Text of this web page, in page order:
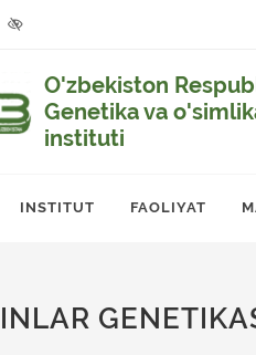
O'zbekiston
Genetika va
instituti
INSTITUT FAOLIYAT